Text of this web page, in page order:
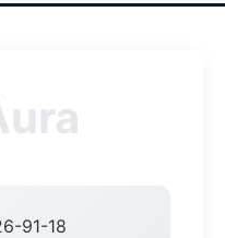
91-18